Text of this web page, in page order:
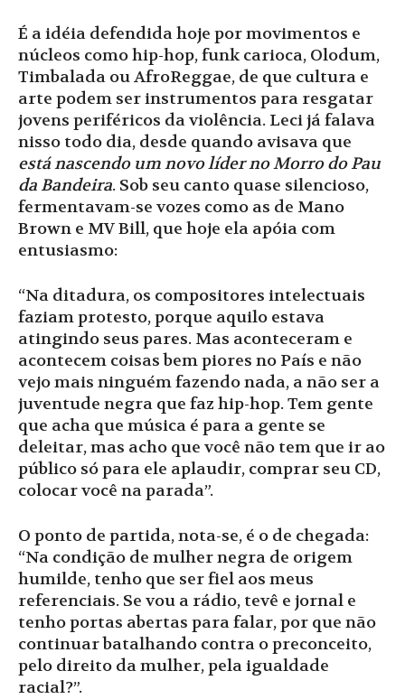
É a idéia defendida hoje por movimentos e
núcleos como hip-hop, funk carioca, Olodum,
Timbalada ou AfroReggae, de que cultura e
arte podem ser instrumentos para resgatar
jovens periféricos da violência. Leci já falava
nisso todo dia, desde quando avisava que
está nascendo um novo líder no Morro do Pau
da Bandeira. Sob seu canto quase silencioso,
fermentavam-se vozes como as de Mano
Brown e MV Bill, que hoje ela apóia com
entusiasmo:
“Na ditadura, os compositores intelectuais
faziam protesto, porque aquilo estava
atingindo seus pares. Mas aconteceram e
acontecem coisas bem piores no País e não
vejo mais ninguém fazendo nada, a não ser a
juventude negra que faz hip-hop. Tem gente
que acha que música é para a gente se
deleitar, mas acho que você não tem que ir ao
público só para ele aplaudir, comprar seu CD,
colocar você na parada”.
O ponto de partida, nota-se, é o de chegada:
“Na condição de mulher negra de origem
humilde, tenho que ser fiel aos meus
referenciais. Se vou a rádio, tevê e jornal e
tenho portas abertas para falar, por que não
continuar batalhando contra o preconceito,
pelo direito da mulher, pela igualdade
racial?”.